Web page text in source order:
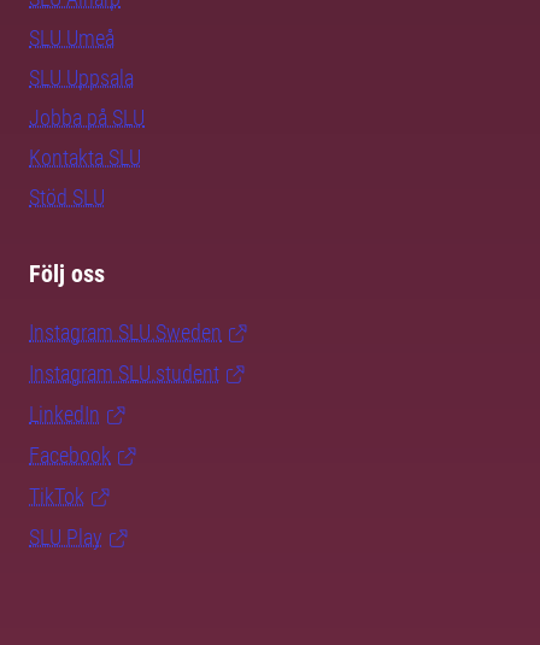
SLU Umeå
SLU Uppsala
Jobba på SLU
Kontakta SLU
Stöd SLU
Följ oss
Instagram SLU.Sweden
Instagram SLU.student
LinkedIn
Facebook
TikTok
SLU Play